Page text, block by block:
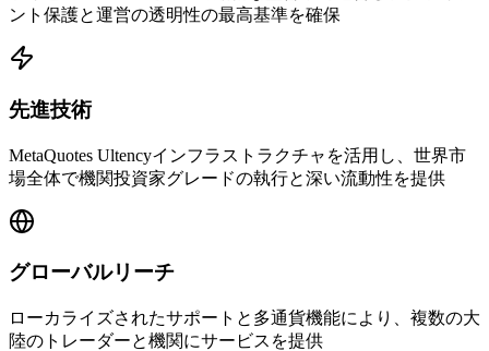
ント保護と運営の透明性の最高基準を確保
先進技術
MetaQuotes Ultencyインフラストラクチャを活用し、世界市
場全体で機関投資家グレードの執行と深い流動性を提供
グローバルリーチ
ローカライズされたサポートと多通貨機能により、複数の大
陸のトレーダーと機関にサービスを提供